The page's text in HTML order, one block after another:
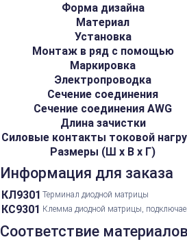
Форма дизайна
Материал
Установка
Монтаж в ряд с помощью
Маркировка
Электропроводка
Сечение соединения
Сечение соединения AWG
Длина зачистки
Силовые контакты токовой
Размеры (Ш х В х Г)
Информация для заказа
КЛ9301 Терминал диодной матрицы
КС9301 Клемма диодной матрицы,
Соответствие материалов